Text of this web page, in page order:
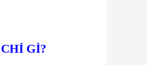
GÌ?